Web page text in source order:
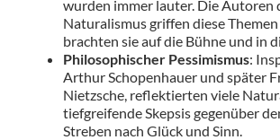
wurden immer lauter. Die Autoren
Naturalismus griffen diese
brachten sie auf die Bühne und in
Philosophischer Pessimismus:
Arthur Schopenhauer und später
Nietzsche, reflektierten viele
tiefgreifende Skepsis gegenüber
Streben nach Glück und Sinn.